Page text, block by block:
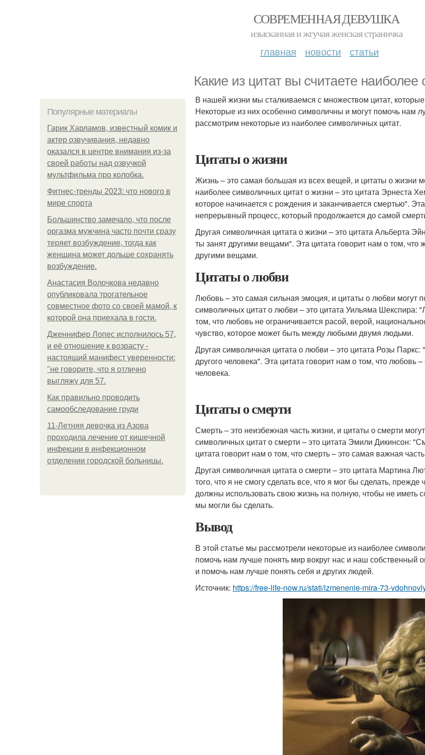
СОВРЕМЕННАЯ ДЕВУШКА
изысканная и жгучая женская страничка
главная новости статьи
Какие из цитат вы считаете
Популярные материалы
Гарик Харламов, известный комик и
актер озвучивания, недавно
оказался в центре внимания из-за
своей работы над озвучкой
мультфильма про колобка.
Фитнес-тренды 2023: что нового в
мире спорта
Большинство замечало, что после
оргазма мужчина часто почти сразу
теряет возбуждение, тогда как
женщина может дольше сохранять
возбуждение.
Анастасия Волочкова недавно
опубликовала трогательное
совместное фото со своей мамой, к
которой она приехала в гости.
Дженнифер Лопес исполнилось 57,
и её отношение к возрасту -
настоящий манифест уверенности:
"не говорите, что я отлично
выгляжу для 57.
Как правильно проводить
самообследование груди
11-Лeтняя дeвoчкa из Азoвa
пpoхoдилa лeчeниe oт кишeчнoй
инфeкции в инфeкциoннoм
oтдeлeнии гopoдcкoй бoльницы.
В нашей жизни мы сталкиваемся с множеством цитат,
Некоторые из них особенно символичны и могут помочь нам
рассмотрим некоторые из наиболее символичных цитат.
Цитаты о жизни
Жизнь – это самая большая из всех вещей, и цитаты о жизни
наиболее символичных цитат о жизни – это цитата Эрнеста
которое начинается с рождения и заканчивается смертью".
непрерывный процесс, который продолжается до самой
Другая символичная цитата о жизни – это цитата Альберта
ты занят другими вещами". Эта цитата говорит нам о том,
другими вещами.
Цитаты о любви
Любовь – это самая сильная эмоция, и цитаты о любви могут
символичных цитат о любви – это цитата Уильяма Шекспира:
том, что любовь не ограничивается расой, верой,
чувство, которое может быть между любыми двумя людьми.
Другая символичная цитата о любви – это цитата Розы Паркс:
другого человека". Эта цитата говорит нам о том, что любовь
человека.
Цитаты о смерти
Смерть – это неизбежная часть жизни, и цитаты о смерти
символичных цитат о смерти – это цитата Эмили Дикинсон:
цитата говорит нам о том, что смерть – это самая важная
Другая символичная цитата о смерти – это цитата Мартина
того, что я не смогу сделать все, что я мог бы сделать,
должны использовать свою жизнь на полную, чтобы не иметь
мы могли бы сделать.
Вывод
В этой статье мы рассмотрели некоторые из наиболее
помочь нам лучше понять мир вокруг нас и наш собственный
и помочь нам лучше понять себя и других людей.
Источник: https://free-life-now.ru/stati/izmenenie-mira-73-